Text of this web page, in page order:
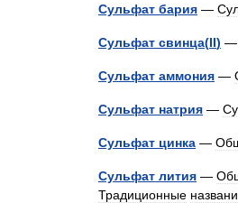
Сульфат бария —
Сульфат свинца(II) —
Сульфат аммония —
Сульфат натрия —
Сульфат цинка —
Сульфат лития —
Традиционные